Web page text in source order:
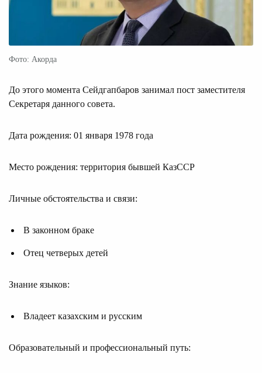
Фото: Акорда
До этого момента Сейдгапбаров занимал пост заместителя
Секретаря данного совета.
Дата рождения: 01 января 1978 года
Место рождения: территория бывшей КазССР
Личные обстоятельства и связи:
В законном браке
Отец четверых детей
Знание языков:
Владеет казахским и русским
Образовательный и профессиональный путь: